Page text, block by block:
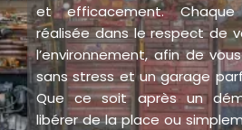
et efficacement.
réalisée dans le respect de
l’environnement, afin de
sans stress et un garage
Que ce soit après un
libérer de la place ou